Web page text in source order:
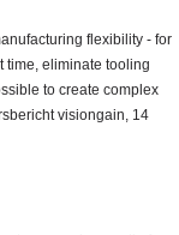
flexibility - for
time, eliminate tooling
to create complex
visiongain, 14